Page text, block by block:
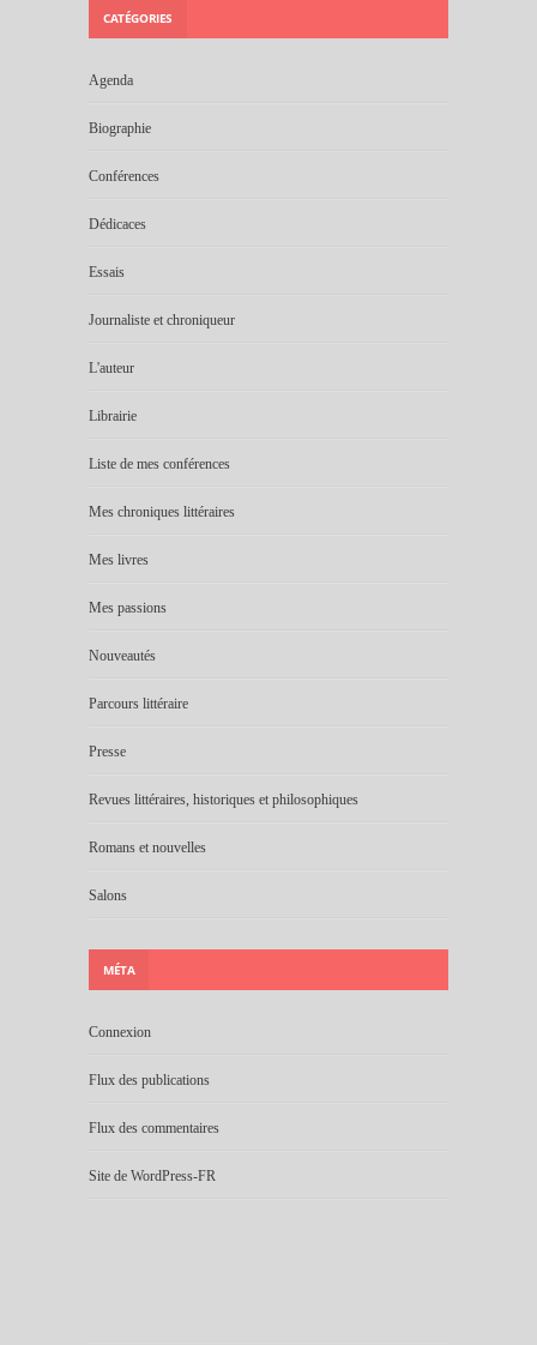
CATÉGORIES
Agenda
Biographie
Conférences
Dédicaces
Essais
Journaliste et chroniqueur
L'auteur
Librairie
Liste de mes conférences
Mes chroniques littéraires
Mes livres
Mes passions
Nouveautés
Parcours littéraire
Presse
Revues littéraires, historiques et philosophiques
Romans et nouvelles
Salons
MÉTA
Connexion
Flux des publications
Flux des commentaires
Site de WordPress-FR